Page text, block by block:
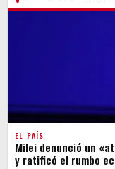
EL PAÍS
Milei denunció un
y ratificó el rumbo